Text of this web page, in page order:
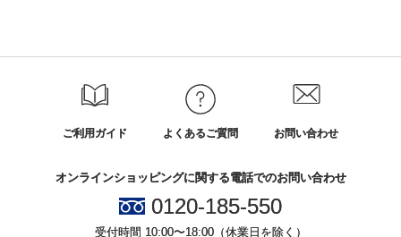
ご利用ガイド よくあるご質問 お問い合わせ
オンラインショッピングに関する電話でのお問い合わせ
0120-185-550
受付時間 10:00〜18:00（休業日を除く）